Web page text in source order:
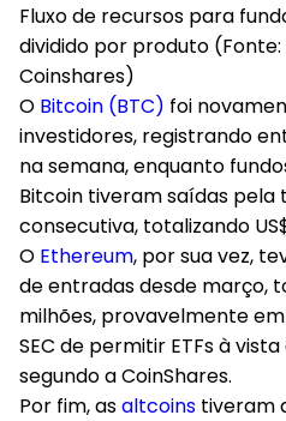
Fluxo de recursos para
dividido por produto
Coinshares)
O Bitcoin (BTC) foi
investidores, registrando
na semana, enquanto
Bitcoin tiveram saídas pela
consecutiva, totalizando
O Ethereum, por sua vez,
de entradas desde março,
milhões, provavelmente
SEC de permitir ETFs à
segundo a CoinShares.
Por fim, asaltcoins tiveram